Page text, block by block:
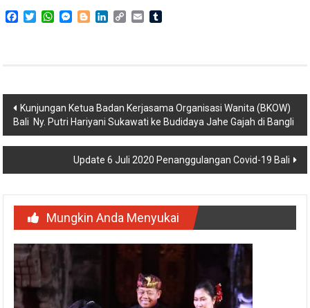
Facebook
TwitterWhatsApp
Messenger
BloggerLinkedIn
CopyEmail
Navigasi
pos
Kunjungan Ketua Badan Kerjasama Organisasi Wanita (BKOW)
Bali Ny. Putri Hariyani Sukawati ke Budidaya Jahe Gajah di Bangli
Update 6 Juli 2020 Penanggulangan Covid-19 Bali
Mungkin Anda Menyukai